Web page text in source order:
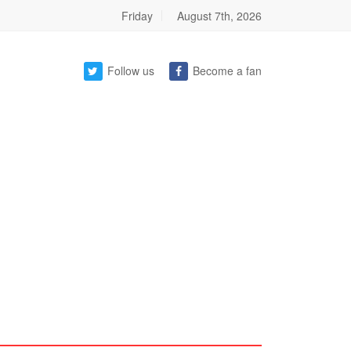
Friday August 7th, 2026
Follow us Become a fan